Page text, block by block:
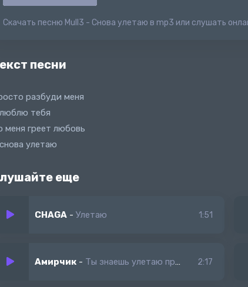
Скачать песню Mull3 - Снова улетаю в mp3 или слушать
песни
разбуди меня
тебя
меня греет любовь
улетаю
еще
CHAGA - Улетаю 1:51
Амирчик - Ты знаешь улетаю прочь 2:17